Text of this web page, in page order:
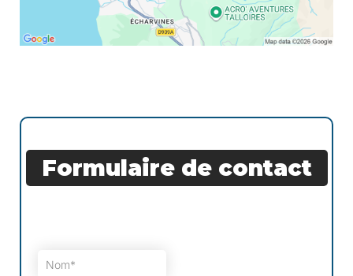
Formulaire de contact